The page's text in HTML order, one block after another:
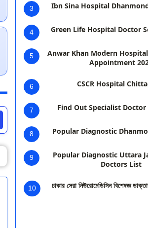
3 Ibn Sina Hospital
4 Green Life Hospital Doctor
5
Anwar Khan Modern
Appointment
6 CSCR Hospital
7 Find Out Specialist
8 Popular Diagnostic
9
Popular Diagnostic Uttara
Doctors List
10 ঢাকার সেরা নিউরোমেডিসিন বিশেষজ্ঞ